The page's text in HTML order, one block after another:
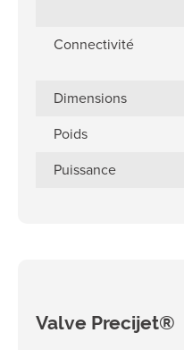
Connectivité
Dimensions
Poids
Puissance
Valve Precijet®